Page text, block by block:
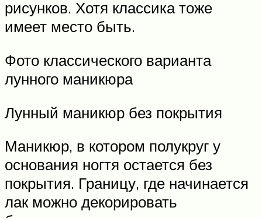
рисунков. Хотя классика тоже
имеет место быть.
Фото классического варианта
лунного маникюра
Лунный маникюр без покрытия
Маникюр, в котором полукруг у
основания ногтя остается без
покрытия. Границу, где начинается
лак можно декорировать